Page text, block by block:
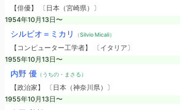
【俳優】 〔日本（宮崎県）〕
1954年10月13日〜
シルビオ＝ミカリ （Silvio Micali）
【コンピューター工学者】 〔イタリア〕
1955年10月13日〜
内野 優（うちの・まさる）
【政治家】 〔日本（神奈川県）〕
1955年10月13日〜